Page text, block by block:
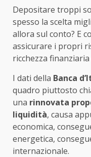
Depositare troppi
spesso la scelta
allora sul conto? E
assicurare i propri
ricchezza
I dati della Banca
quadro piuttosto
una rinnovata
liquidità, causa
economica,
energetica,
internazionale.